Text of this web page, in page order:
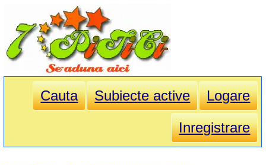
Cauta Subiecte active
Logare
Inregistrare